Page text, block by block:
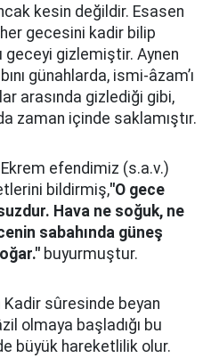
kesin değildir. Esasen
her gecesini kadir bilip
gizlemiştir. Aynen
günahlarda, ismi-âzam’ı
arasında gizlediği gibi,
zaman içinde saklamıştır.
efendimiz (s.a.v.)
bildirmiş,"O gece
Hava ne soğuk, ne
sabahında güneş
buyurmuştur.
sûresinde beyan
olmaya başladığı bu
büyük hareketlilik olur.